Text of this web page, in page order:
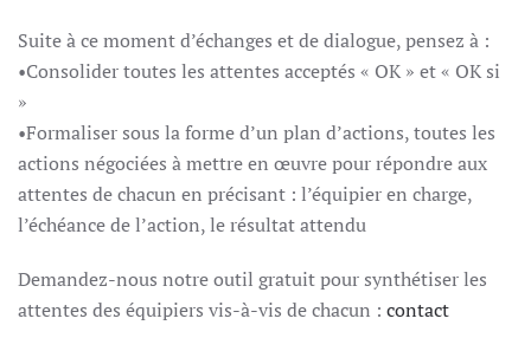
Suite à ce moment d’échanges et de dialogue, pensez à :
•Consolider toutes les attentes acceptés « OK » et « OK si
»
•Formaliser sous la forme d’un plan d’actions, toutes les
actions négociées à mettre en œuvre pour répondre aux
attentes de chacun en précisant : l’équipier en charge,
l’échéance de l’action, le résultat attendu
Demandez-nous notre outil gratuit pour synthétiser les
attentes des équipiers vis-à-vis de chacun : contact